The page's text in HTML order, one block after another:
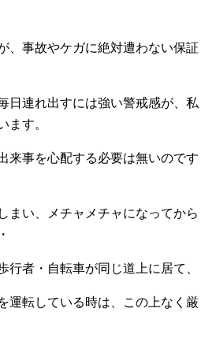
、事故やケガに絶対遭わない保証
日連れ出すには強い警戒感が、私
ます。
来事を心配する必要は無いのです
まい、メチャメチャになってから
行者・自転車が同じ道上に居て、
運転している時は、この上なく厳